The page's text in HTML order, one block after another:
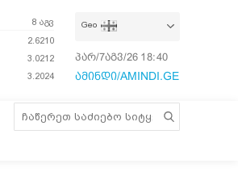
8 აგვ
2.6210
3.0212
3.2024
Geo
პარ/7აგვ/26 18:40:07
ამინდი/AMINDI.GE